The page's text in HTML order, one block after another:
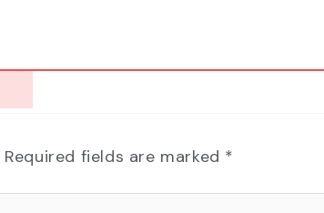
Required fields are marked *